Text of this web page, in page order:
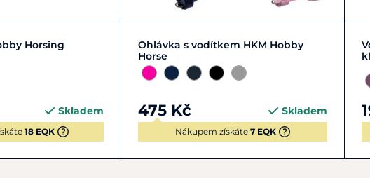
detail
Horsing
Skladem
18 EQK
Zobrazit detail
Ohlávka s vodítkem HKM Hobby
Horse
475 Kč Skladem
Nákupem získáte 7 EQK